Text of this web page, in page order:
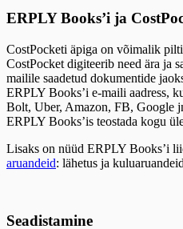
ERPLY Books’i ja
CostPocketi äpiga on võimalik
CostPocket digiteerib need ära ja
mailile saadetud dokumentide
ERPLY Books’i e-maili aadress,
Bolt, Uber, Amazon, FB, Google
ERPLY Books’is teostada kogu
Lisaks on nüüd ERPLY Books’i
aruandeid: lähetus ja
Seadistamine